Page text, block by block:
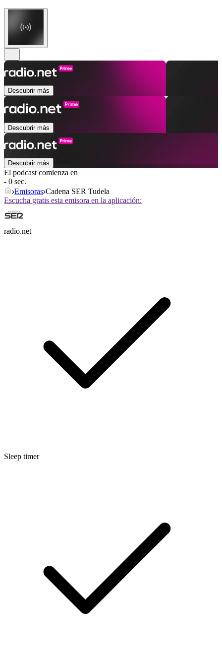
Descubrir más
Descubrir más
Descubrir más
El podcast comienza en
- 0 sec.
Emisoras Cadena SER Tudela
Escucha gratis esta emisora en la aplicación:
radio.net
Sleep timer